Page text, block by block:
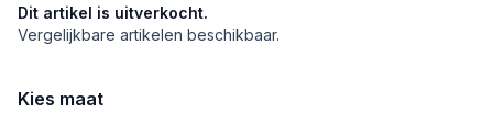
Dit artikel is uitverkocht.
Vergelijkbare artikelen beschikbaar.
Kies maat